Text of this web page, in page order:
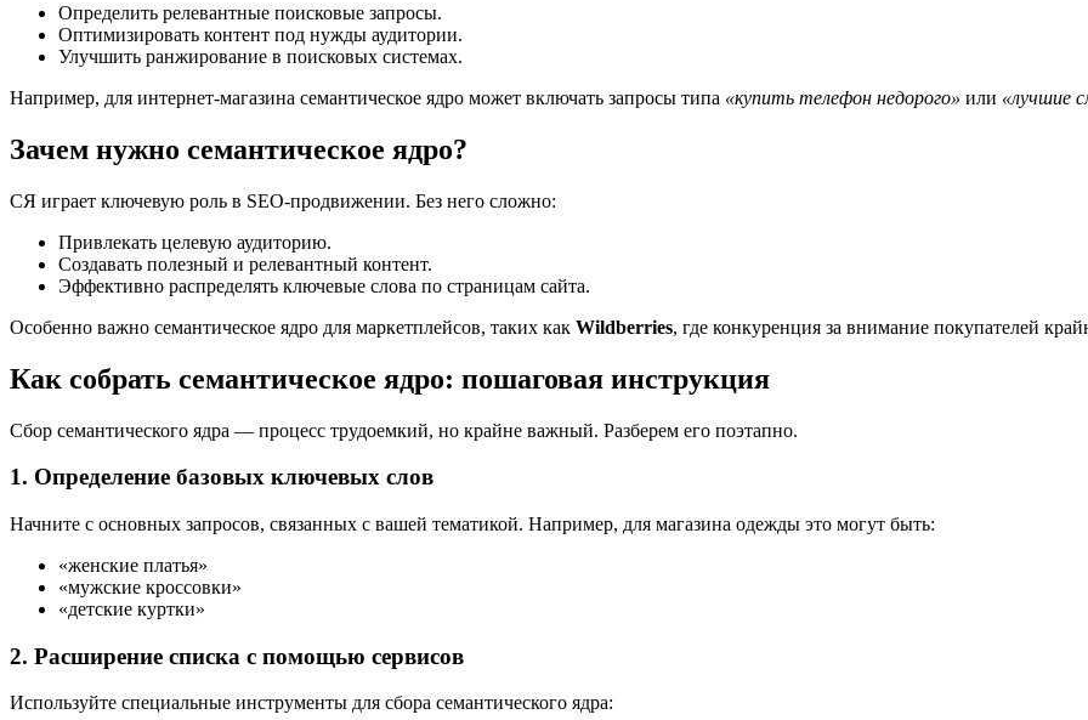
Определить релевантные поисковые запросы.
Оптимизировать контент под нужды аудитории.
Улучшить ранжирование в поисковых системах.
Например, для интернет-магазина семантическое ядро может включать запросы типа «купить телефон недорого» или «лучшие
Зачем нужно семантическое ядро?
СЯ играет ключевую роль в SEO-продвижении. Без него сложно:
Привлекать целевую аудиторию.
Создавать полезный и релевантный контент.
Эффективно распределять ключевые слова по страницам сайта.
Особенно важно семантическое ядро для маркетплейсов, таких как Wildberries, где конкуренция за внимание покупателей
Как собрать семантическое ядро: пошаговая инструкция
Сбор семантического ядра — процесс трудоемкий, но крайне важный. Разберем его поэтапно.
1. Определение базовых ключевых слов
Начните с основных запросов, связанных с вашей тематикой. Например, для магазина одежды это могут быть:
«женские платья»
«мужские кроссовки»
«детские куртки»
2. Расширение списка с помощью сервисов
Используйте специальные инструменты для сбора семантического ядра: